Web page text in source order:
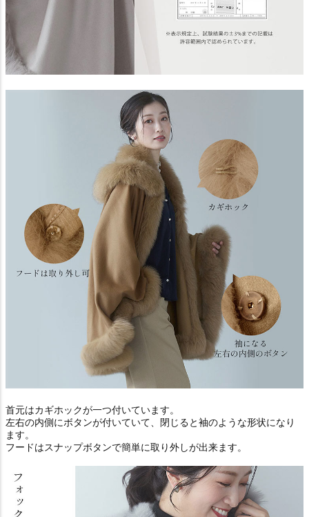
首元はカギホックが一つ付いています。
左右の内側にボタンが付いていて、閉じると袖のような形状になり
ます。
フードはスナップボタンで簡単に取り外しが出来ます。